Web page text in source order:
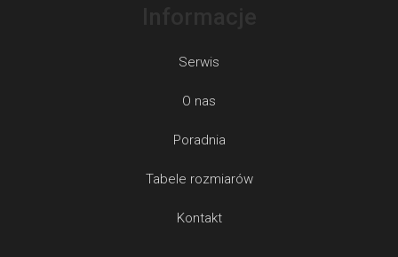
Serwis
O nas
Poradnia
Tabele rozmiarów
Kontakt